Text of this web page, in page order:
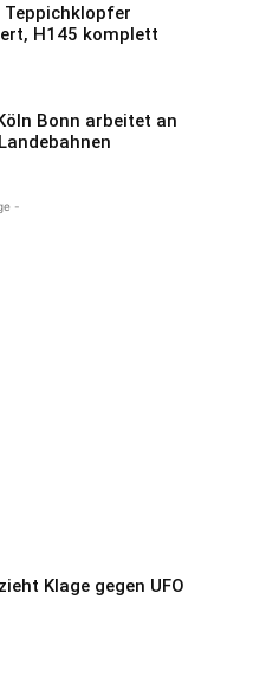
Teppichklopfer
H145 komplett
Bonn arbeitet an
-
Klage gegen UFO